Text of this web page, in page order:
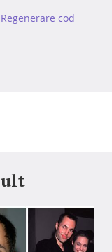
Regenerare cod